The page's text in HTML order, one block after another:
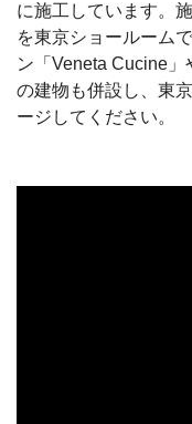
に施工しています。
を東京ショールーム
ン「Veneta Cucine
の建物も併設し、東
ージしてください。